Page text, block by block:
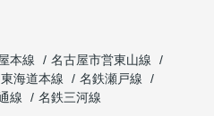
本線
名古屋市営東山線
東海道本線
名鉄瀬戸線
線
名鉄三河線